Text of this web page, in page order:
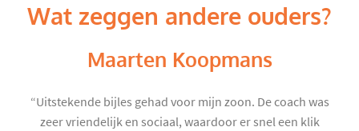
Wat zeggen andere ouders?
Maarten Koopmans
“Uitstekende bijles gehad voor mijn zoon. De coach was
zeer vriendelijk en sociaal, waardoor er snel een klik